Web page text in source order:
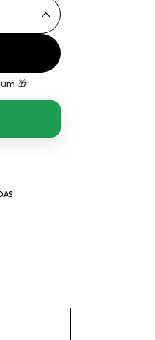
PERSONALIZABLE ORO
🎁